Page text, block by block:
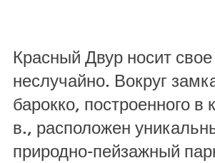
Красный Двур носит
неслучайно. Вокруг
барокко, построенного в
в., расположен
природно-пейзажный